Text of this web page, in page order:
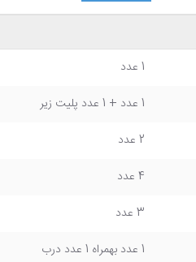
1 عدد
1 عدد + 1 عدد پلیت زیر
2 عدد
4 عدد
3 عدد
1 عدد بهمراه 1 عدد درب